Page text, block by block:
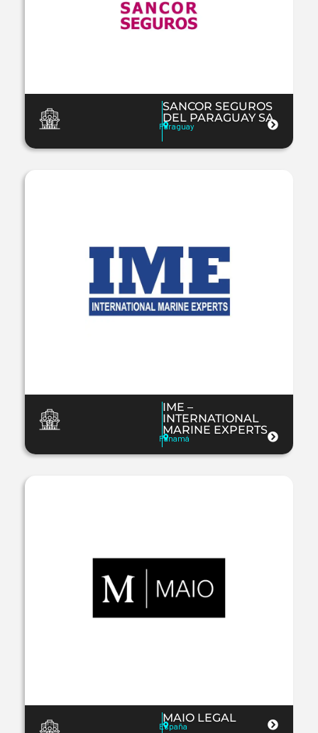
SANCOR SEGUROS
DEL PARAGUAY SA
Paraguay
IME –
INTERNATIONAL
MARINE EXPERTS
Panamá
MAIO LEGAL
España